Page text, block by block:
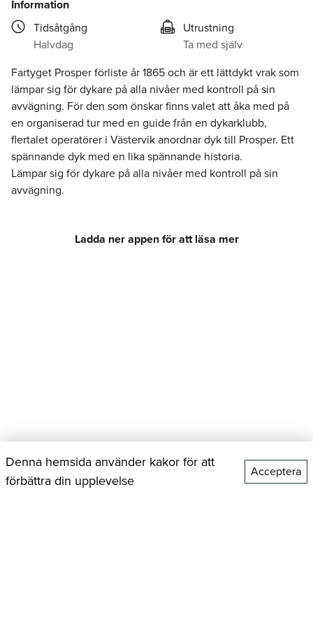
Information
Tidsåtgång
Halvdag
Utrustning
Ta med själv
Fartyget Prosper förliste år 1865 och är ett lättdykt vrak som
lämpar sig för dykare på alla nivåer med kontroll på sin
avvägning. För den som önskar finns valet att åka med på
en organiserad tur med en guide från en dykarklubb,
flertalet operatörer i Västervik anordnar dyk till Prosper. Ett
spännande dyk med en lika spännande historia.
Lämpar sig för dykare på alla nivåer med kontroll på sin
avvägning.
Ladda ner appen för att läsa mer
Denna hemsida använder kakor för att
förbättra din upplevelse
Acceptera